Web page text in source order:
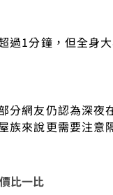
過1分鐘，但全身
分網友仍認為深夜
族來說更需要注意
比一比